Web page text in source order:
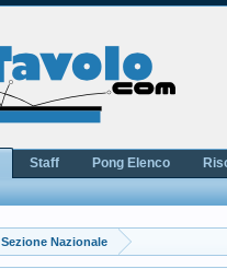
Sezione Nazionale
Staff Pong Elenco